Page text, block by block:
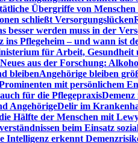
Übergriffe von Menschen
schließt Versorgungslücken
besser werden muss in der
ins Pflegeheim – und wann ist
für Arbeit, Gesundheit
Neues aus der Forschung:
bleibenAngehörige bleiben
mit persönlichem
für die Pflegepraxis
AngehörigeDelir im
Hälfte der Menschen mit
beim Einsatz
Intelligenz erkennt